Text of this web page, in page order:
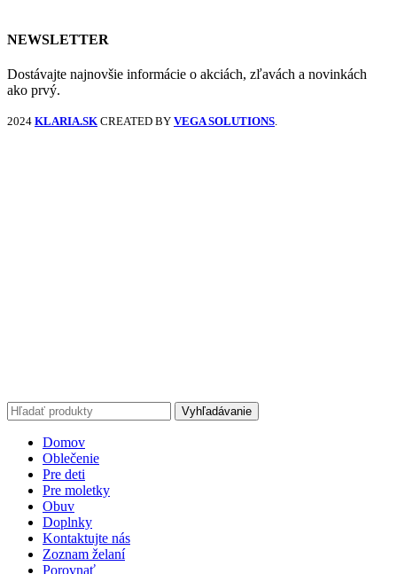
NEWSLETTER
Dostávajte najnovšie informácie o akciách, zľavách a novinkách
ako prvý.
2024 KLARIA.SK CREATED BY VEGA SOLUTIONS.
Vyhľadávanie
Domov
Oblečenie
Pre deti
Pre moletky
Obuv
Doplnky
Kontaktujte nás
Zoznam želaní
Porovnať